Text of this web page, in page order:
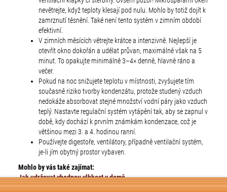
nevětrejte, když teploty klesají pod nulu. Mohlo by totiž dojít k
zamrznutí těsnění. Také není tento systém v zimním období
efektivní.
V zimních měsících větrejte krátce a intenzivně. Nejlepší je
otevřít okno dokořán a udělat průvan, maximálně však na 5
minut. To opakujte minimálně 3–4× denně, hlavně ráno a
večer.
Pokud na noc snižujete teplotu v místnosti, zvyšujete tím
současně riziko tvorby kondenzátu, protože studený vzduch
nedokáže absorbovat stejné množství vodní páry jako vzduch
teplý. Nastavte regulační systém vytápění tak, aby se zapnul v
době, kdy dochází k prvním známkám kondenzace, což je
většinou mezi 3. a 4. hodinou ranní.
Používejte digestoře, ventilátory, případně ventilační systém,
je-li jím obytný prostor vybaven.
Mohlo by vás také zajímat:
Jak udržovat vhodnou vlhkost v domě
Údržba nátěrů dřevěných oken a vchodových dveří